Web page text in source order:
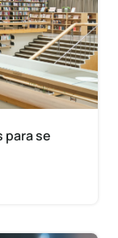
para se